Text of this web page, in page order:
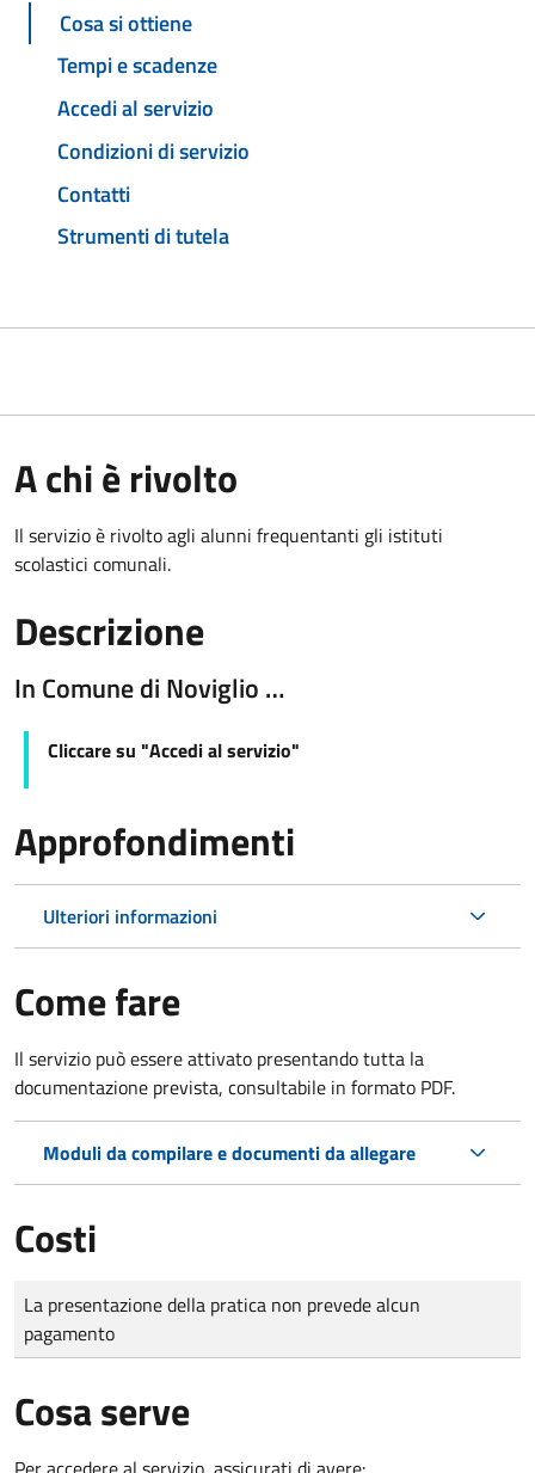
Cosa si ottiene
Tempi e scadenze
Accedi al servizio
Condizioni di servizio
Contatti
Strumenti di tutela
A chi è rivolto
Il servizio è rivolto agli alunni frequentanti gli istituti
scolastici comunali.
Descrizione
In Comune di Noviglio …
Cliccare su "Accedi al servizio"
Approfondimenti
Ulteriori informazioni
Come fare
Il servizio può essere attivato presentando tutta la
documentazione prevista, consultabile in formato PDF.
Moduli da compilare e documenti da allegare
Costi
Tipo di pagamento
Importo
La presentazione della pratica non prevede alcun
pagamento
Cosa serve